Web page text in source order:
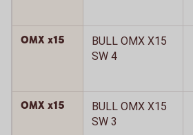
OMX x15
BULL OMX X15
SW 4
OMX x15
BULL OMX X15
SW 3